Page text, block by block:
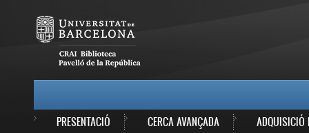
PRESENTACIÓ CERCA AVANÇADA ADQUISICIÓ